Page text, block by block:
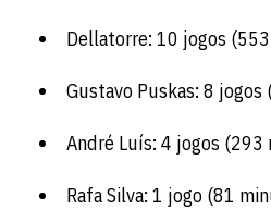
Dellatorre: 10 jogos
Gustavo Puskas: 8
André Luís: 4 jogos (293
Rafa Silva: 1 jogo (81